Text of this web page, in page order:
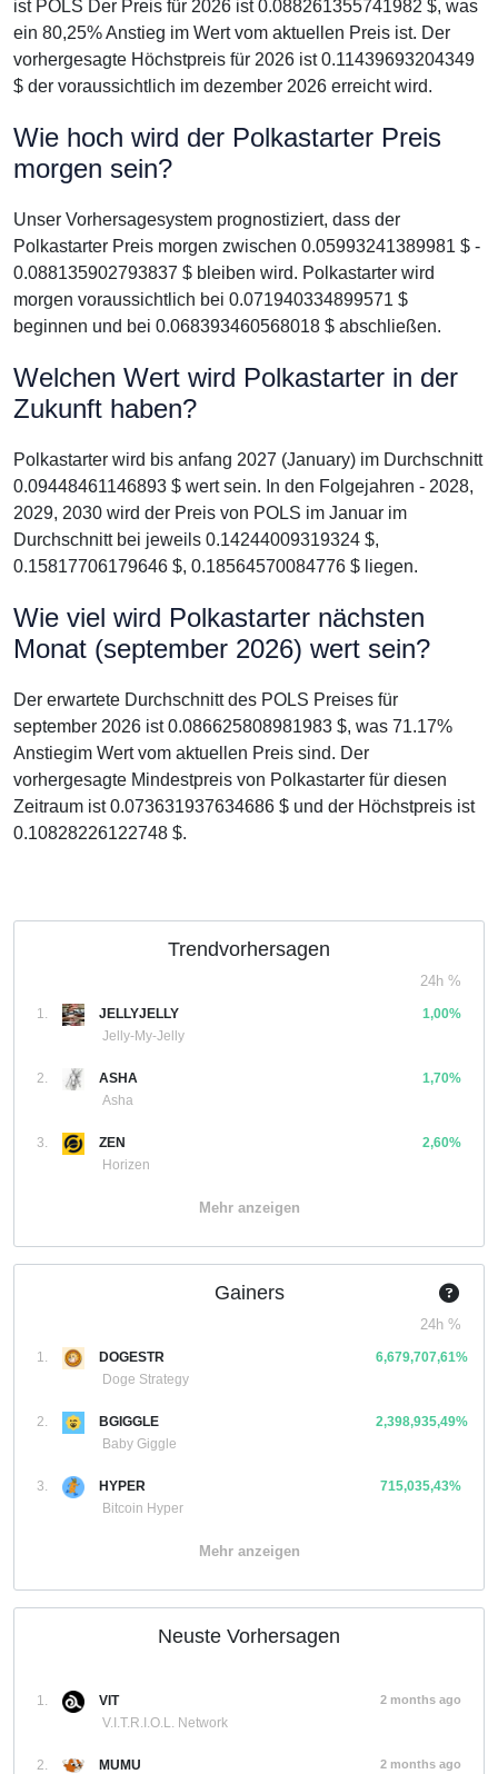
ist POLS Der Preis für 2026 ist 0.088261355741982 $, was
ein 80,25% Anstieg im Wert vom aktuellen Preis ist. Der
vorhergesagte Höchstpreis für 2026 ist 0.11439693204349
$ der voraussichtlich im dezember 2026 erreicht wird.
Wie hoch wird der Polkastarter Preis
morgen sein?
Unser Vorhersagesystem prognostiziert, dass der
Polkastarter Preis morgen zwischen 0.05993241389981 $ -
0.088135902793837 $ bleiben wird. Polkastarter wird
morgen voraussichtlich bei 0.071940334899571 $
beginnen und bei 0.068393460568018 $ abschließen.
Welchen Wert wird Polkastarter in der
Zukunft haben?
Polkastarter wird bis anfang 2027 (January) im Durchschnitt
0.09448461146893 $ wert sein. In den Folgejahren - 2028,
2029, 2030 wird der Preis von POLS im Januar im
Durchschnitt bei jeweils 0.14244009319324 $,
0.15817706179646 $, 0.18564570084776 $ liegen.
Wie viel wird Polkastarter nächsten
Monat (september 2026) wert sein?
Der erwartete Durchschnitt des POLS Preises für
september 2026 ist 0.086625808981983 $, was 71.17%
Anstiegim Wert vom aktuellen Preis sind. Der
vorhergesagte Mindestpreis von Polkastarter für diesen
Zeitraum ist 0.073631937634686 $ und der Höchstpreis ist
0.10828226122748 $.
Trendvorhersagen
24h %
1.
JELLYJELLY
Jelly-My-Jelly
1,00%
2.
ASHA
Asha
1,70%
3.
ZEN
Horizen
2,60%
Mehr anzeigen
Gainers
24h %
1.
DOGESTR
Doge Strategy
6,679,707,61%
2.
BGIGGLE
Baby Giggle
2,398,935,49%
3.
HYPER
Bitcoin Hyper
715,035,43%
Mehr anzeigen
Neuste Vorhersagen
1.
VIT
V.I.T.R.I.O.L. Network
2 months ago
2.
MUMU
2 months ago